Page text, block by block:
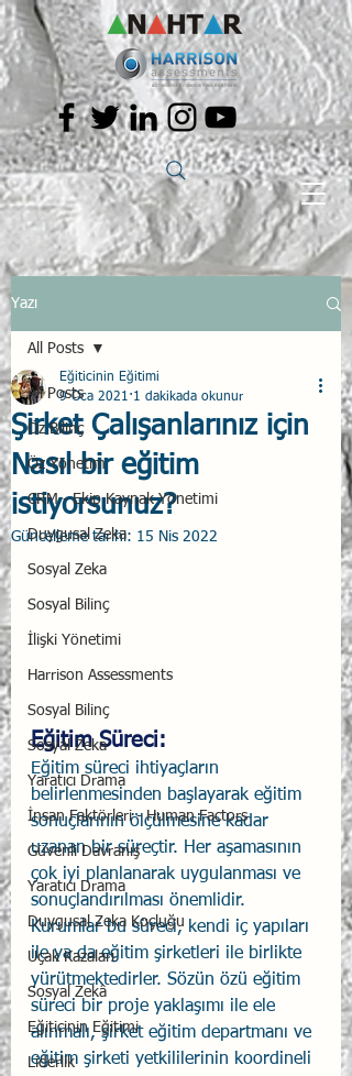
Yazı
All Posts
Öz Bilinç
Öz Yönetim
CRM - Ekip Kaynak Yönetimi
Duygusal Zeka
Sosyal Zeka
Sosyal Bilinç
İlişki Yönetimi
Harrison Assessments
Sosyal Bilinç
Sosyal Zeka
Yaratıcı Drama
İnsan Faktörleri - Human Factors
Güvenli Davranış
Yaratıcı Drama
Duygusal Zeka Koçluğu
Uçak Kazaları
Sosyal Zekâ
Eğiticinin Eğitimi
Liderlik
All Posts
Şirket Çalışanlarınız için
Nasıl bir eğitim
istiyorsunuz?
Eğiticinin Eğitimi
9 Oca 2021 1 dakikada okunur
Güncelleme tarihi: 15 Nis 2022
Eğitim Süreci:
Eğitim süreci ihtiyaçların
belirlenmesinden başlayarak eğitim
sonuçlarının ölçülmesine kadar
uzanan bir süreçtir. Her aşamasının
çok iyi planlanarak uygulanması ve
sonuçlandırılması önemlidir.
Kurumlar bu süreci, kendi iç yapıları
ile ya da eğitim şirketleri ile birlikte
yürütmektedirler. Sözün özü eğitim
süreci bir proje yaklaşımı ile ele
alınmalı, şirket eğitim departmanı ve
eğitim şirketi yetkililerinin koordineli